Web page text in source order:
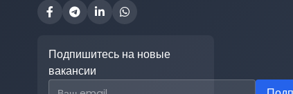
Подпишитесь на новые
вакансии
Email для подписки